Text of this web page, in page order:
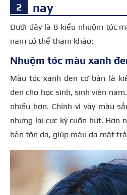
nay
Dưới đây là 8 kiểu nhuộm tóc
nam có thể tham khảo:
Nhuộm tóc màu xanh
Màu tóc xanh đen cơ bản là
đen cho học sinh, sinh viên
nhiều hơn. Chính vì vậy màu
nhưng lại cực kỳ cuốn hút. Hơn
bản tôn da, giúp màu da mặt